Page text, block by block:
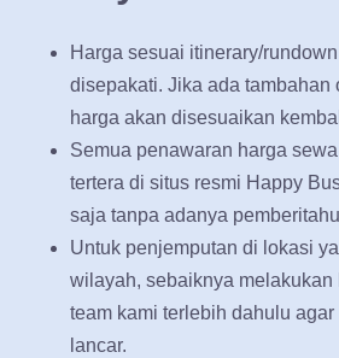
Harga sesuai itinerary/
disepakati. Jika ada tambahan
harga akan disesuaikan
Semua penawaran harga
tertera di situs resmi Happy
saja tanpa adanya
Untuk penjemputan di lokasi
wilayah, sebaiknya melakukan
team kami terlebih dahulu
lancar.